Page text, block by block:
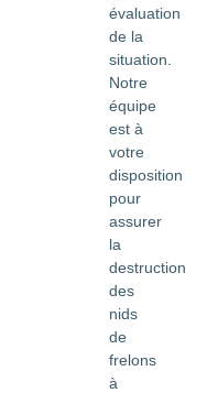
évaluation
de la
situation.
Notre
équipe
est à
votre
disposition
pour
assurer
la
destruction
des
nids
de
frelons
à